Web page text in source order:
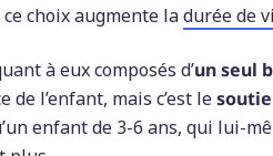
choix augmente ladurée de
à eux composés d’un seul
de l’enfant, mais c’est le
enfant de 3-6 ans, qui lui-